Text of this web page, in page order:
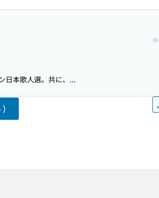
日本歌人選。共に、...